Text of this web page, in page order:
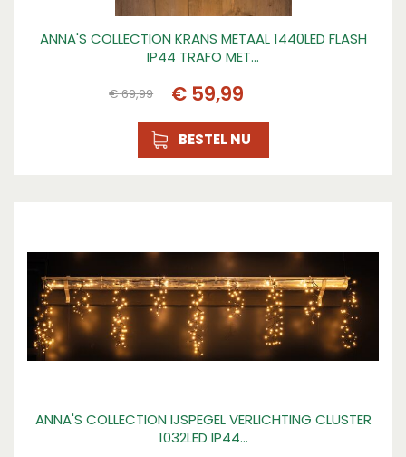
ANNA'S COLLECTION KRANS METAAL 1440LED FLASH
IP44 TRAFO MET…
€69,99 € 59,99
BESTEL NU
ANNA'S COLLECTION IJSPEGEL VERLICHTING CLUSTER
1032LED IP44…